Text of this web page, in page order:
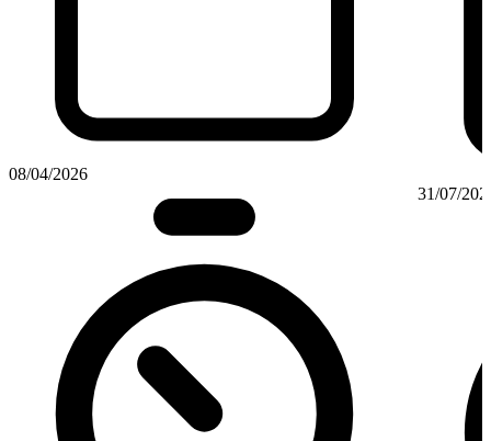
08/04/2026
31/07/